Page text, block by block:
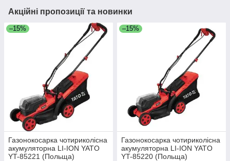
Акційні пропозиції та новинки
–15%
Газонокосарка чотириколісна
акумуляторна LI-ION YATO
YT-85221 (Польща)
–15%
Газонокосарка чотириколісна
акумуляторна LI-ION YATO
YT-85220 (Польща)